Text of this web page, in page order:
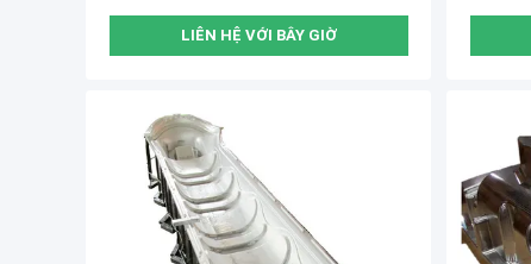
LIÊN HỆ VỚI BÂY GIỜ